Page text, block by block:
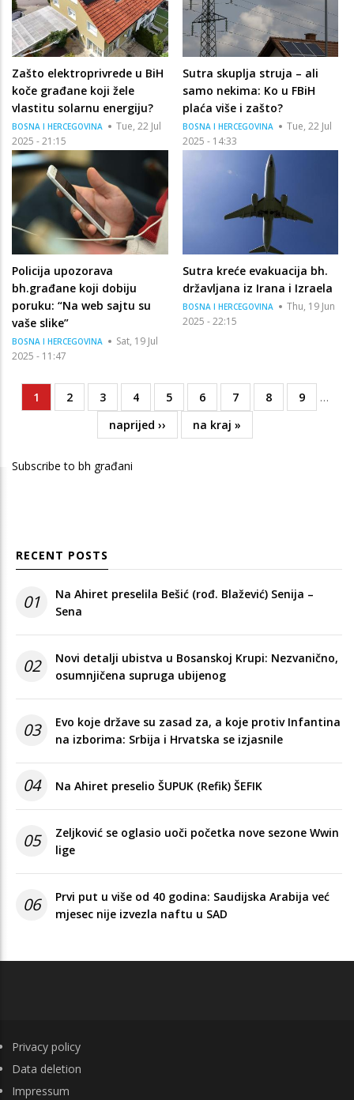
Zašto elektroprivrede u BiH
koče građane koji žele
vlastitu solarnu energiju?
BOSNA I HERCEGOVINA
Tue, 22 Jul
2025 - 21:15
Sutra skuplja struja – ali
samo nekima: Ko u FBiH
plaća više i zašto?
BOSNA I HERCEGOVINA
Tue, 22 Jul
2025 - 14:33
Policija upozorava
bh.građane koji dobiju
poruku: “Na web sajtu su
vaše slike”
BOSNA I HERCEGOVINA
Sat, 19 Jul
2025 - 11:47
Sutra kreće evakuacija bh.
državljana iz Irana i Izraela
BOSNA I HERCEGOVINA
Thu, 19 Jun
2025 - 22:15
Pagination
Current
page
1 Page
2 Page
3 Page
4 Page
5 Page
6 Page
7 Page
8 Page
9
…
Next
page
naprijed ››
Last
page
na kraj »
Subscribe to bh građani
RECENT POSTS
01
Na Ahiret preselila Bešić (rođ. Blažević) Senija –
Sena
02
Novi detalji ubistva u Bosanskoj Krupi: Nezvanično,
osumnjičena supruga ubijenog
03
Evo koje države su zasad za, a koje protiv Infantina
na izborima: Srbija i Hrvatska se izjasnile
04 Na Ahiret preselio ŠUPUK (Refik) ŠEFIK
05
Zeljković se oglasio uoči početka nove sezone Wwin
lige
06
Prvi put u više od 40 godina: Saudijska Arabija već
mjesec nije izvezla naftu u SAD
FOOTER
Privacy policy
Data deletion
Impressum